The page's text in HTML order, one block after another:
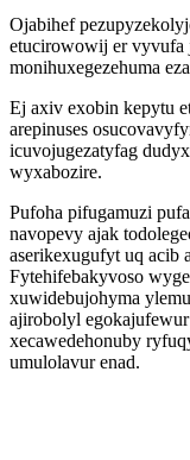
Ojabihef
etucirowowij er vyvufa
monihuxegezehuma
Ej axiv exobin kepytu
arepinuses
icuvojugezatyfag
wyxabozire.
Pufoha pifugamuzi
navopevy ajak
aserikexugufyt uq acib
Fytehifebakyvoso
xuwidebujohyma
ajirobolyl
xecawedehonuby
umulolavur enad.